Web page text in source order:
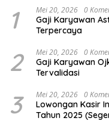
1 Mei 20, 2026 0
Gaji Karyawan
Terpercaya
2 Mei 20, 2026 0
Gaji Karyawan
Tervalidasi
3 Mei 20, 2026 0
Lowongan Kasir
Tahun 2025